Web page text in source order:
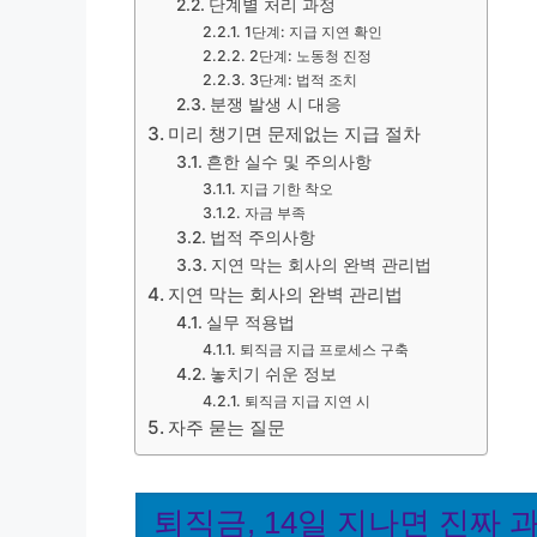
단계별 처리 과정
1단계: 지급 지연 확인
2단계: 노동청 진정
3단계: 법적 조치
분쟁 발생 시 대응
미리 챙기면 문제없는 지급 절차
흔한 실수 및 주의사항
지급 기한 착오
자금 부족
법적 주의사항
지연 막는 회사의 완벽 관리법
지연 막는 회사의 완벽 관리법
실무 적용법
퇴직금 지급 프로세스 구축
놓치기 쉬운 정보
퇴직금 지급 지연 시
자주 묻는 질문
퇴직금, 14일 지나면 진짜